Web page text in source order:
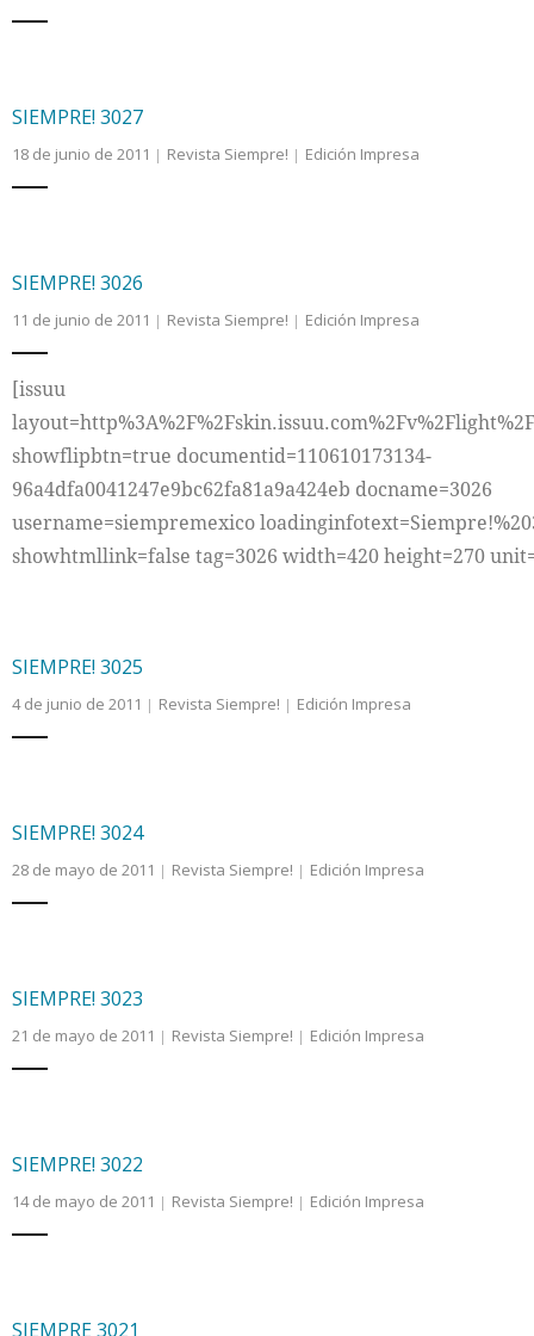
SIEMPRE! 3027
18 de junio de 2011 Revista Siempre! Edición Impresa
SIEMPRE! 3026
11 de junio de 2011 Revista Siempre! Edición Impresa
[issuu
showflipbtn=true documentid=110610173134-
96a4dfa0041247e9bc62fa81a9a424eb docname=3026
username=siempremexico
showhtmllink=false tag=3026 width=420 height=270
SIEMPRE! 3025
4 de junio de 2011 Revista Siempre! Edición Impresa
SIEMPRE! 3024
28 de mayo de 2011 Revista Siempre! Edición Impresa
SIEMPRE! 3023
21 de mayo de 2011 Revista Siempre! Edición Impresa
SIEMPRE! 3022
14 de mayo de 2011 Revista Siempre! Edición Impresa
SIEMPRE 3021